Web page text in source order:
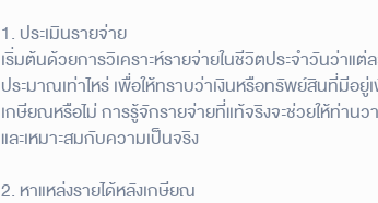
1. ประเมินรายจ่าย
เริ่มต้นด้วยการวิเคราะห์รายจ่ายในชีวิตประจำวันว่าแต่ล
ประมาณเท่าไหร่ เพื่อให้ทราบว่าเงินหรือทรัพย์สินที่มีอยู่
เกษียณหรือไม่ การรู้จักรายจ่ายที่แท้จริงจะช่วยให้ท่านว
และเหมาะสมกับความเป็นจริง
2. หาแหล่งรายได้หลังเกษียณ